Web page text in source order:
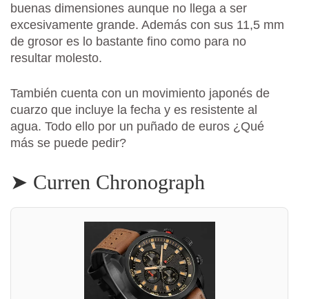
buenas dimensiones aunque no llega a ser
excesivamente grande. Además con sus 11,5 mm
de grosor es lo bastante fino como para no
resultar molesto.
También cuenta con un movimiento japonés de
cuarzo que incluye la fecha y es resistente al
agua. Todo ello por un puñado de euros ¿Qué
más se puede pedir?
➤ Curren Chronograph